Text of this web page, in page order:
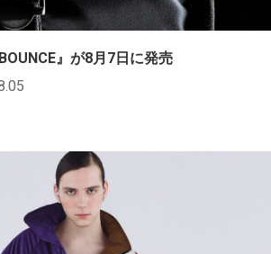
』が8月7日に発売